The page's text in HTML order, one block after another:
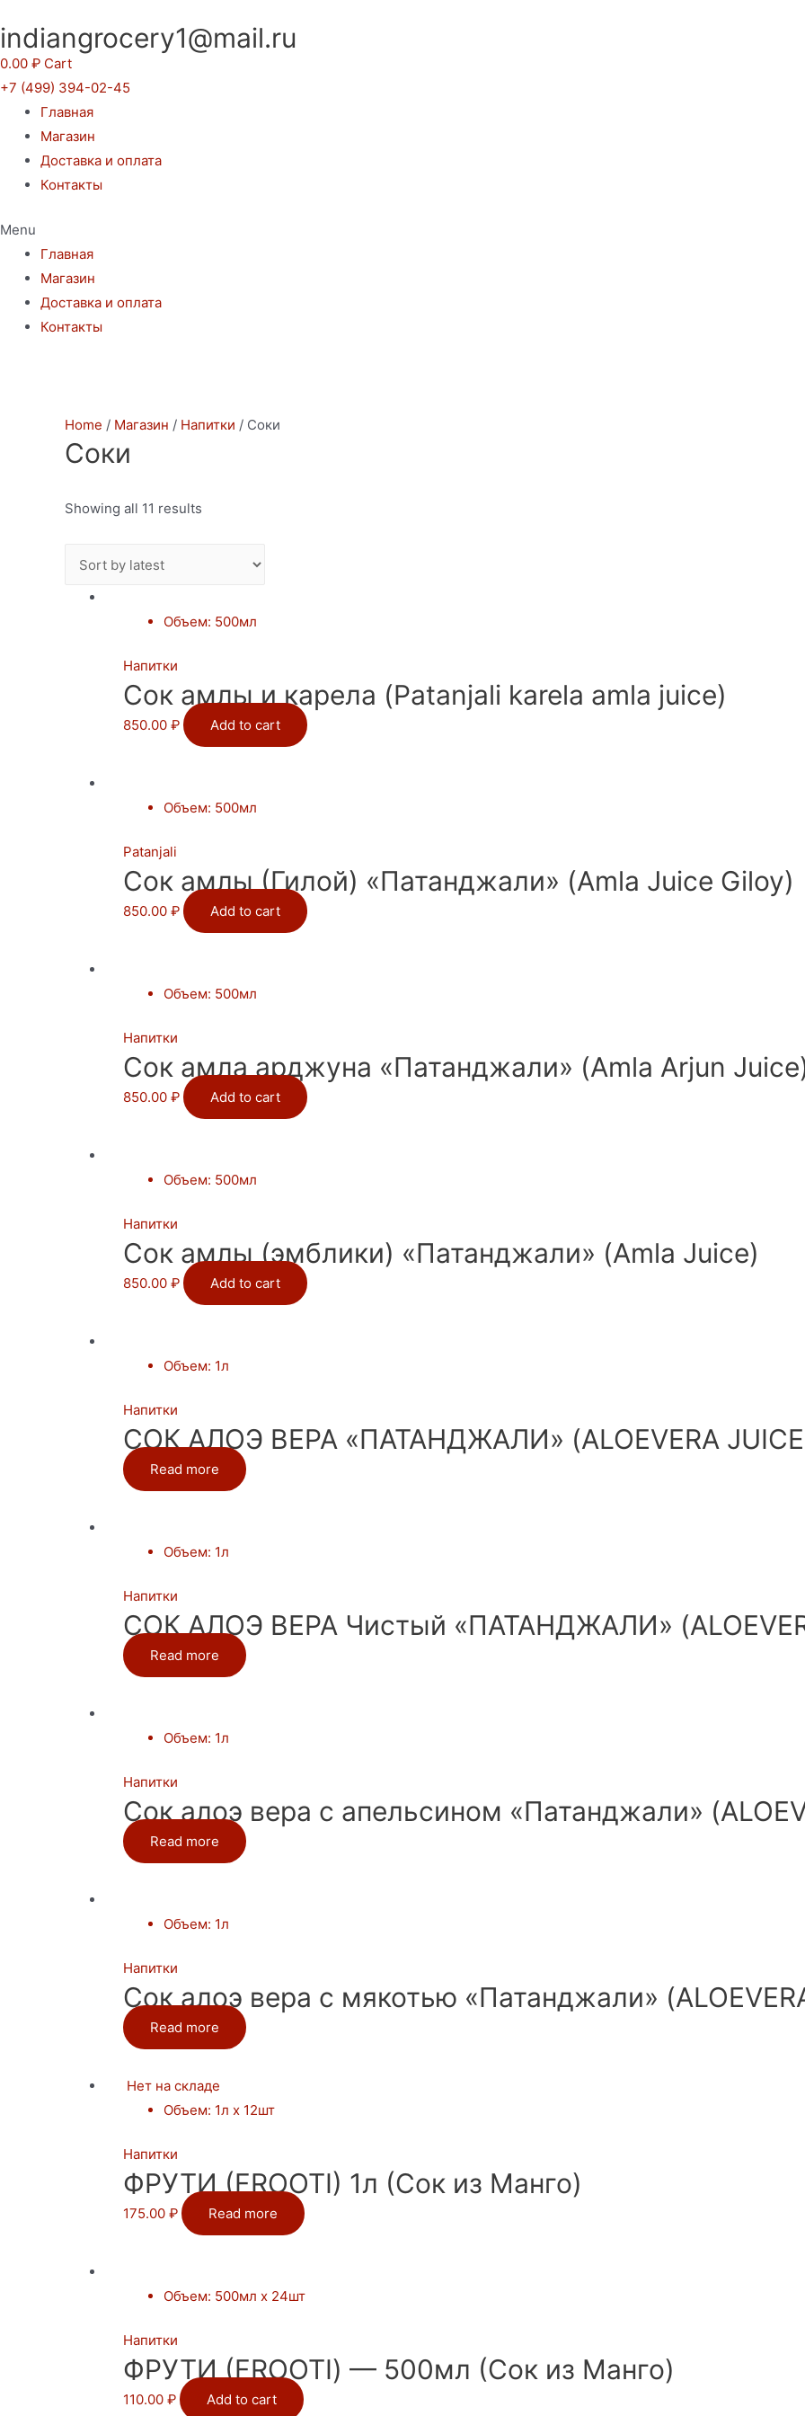
к
содержимому
indiangrocery1@mail.ru
0.00 ₽ Cart
+7 (499) 394-02-45
Главная
Магазин
Доставка и оплата
Контакты
Menu
Главная
Магазин
Доставка и оплата
Контакты
Home / Магазин / Напитки / Соки
Соки
Showing all 11 results
Объем: 500мл
Напитки
Сок амлы и карела (Patanjali karela amla juice)
850.00 ₽ Add to cart
Объем: 500мл
Patanjali
Сок амлы (Гилой) «Патанджали» (Amla Juice Giloy)
850.00 ₽ Add to cart
Объем: 500мл
Напитки
Сок амла арджуна «Патанджали» (Amla Arjun
850.00 ₽ Add to cart
Объем: 500мл
Напитки
Сок амлы (эмблики) «Патанджали» (Amla Juice)
850.00 ₽ Add to cart
Объем: 1л
Напитки
СОК АЛОЭ ВЕРА «ПАТАНДЖАЛИ» (ALOEVERA
Read more
Объем: 1л
Напитки
СОК АЛОЭ ВЕРА Чистый «ПАТАНДЖАЛИ»
Read more
Объем: 1л
Напитки
Сок алоэ вера с апельсином «Патанджали»
Read more
Объем: 1л
Напитки
Сок алоэ вера с мякотью «Патанджали»
Read more
Нет на складе
Объем: 1л х 12шт
Напитки
ФРУТИ (FROOTI) 1л (Сок из Манго)
175.00 ₽ Read more
Объем: 500мл х 24шт
Напитки
ФРУТИ (FROOTI) — 500мл (Сок из Манго)
110.00 ₽ Add to cart